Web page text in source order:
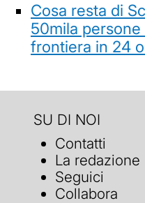
Cosa resta di
50mila
frontiera in 24
SU DI NOI
Contatti
La redazione
Seguici
Collabora